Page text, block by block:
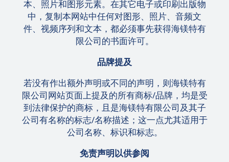
本、照片和图形元素。在其它电子或印刷出版物
中，复制本网站中任何对图形、照片、音频文
件、视频序列和文本，都必须事先获得海镁特有
限公司的书面许可。
品牌提及
若没有作出额外声明或不同的声明，则海镁特有
限公司网站页面上提及的所有商标/品牌，均是受
到法律保护的商标，且是海镁特有限公司及其子
公司有名称的标志/名称描述；这一点尤其适用于
公司名称、标识和标志。
免责声明以供参阅